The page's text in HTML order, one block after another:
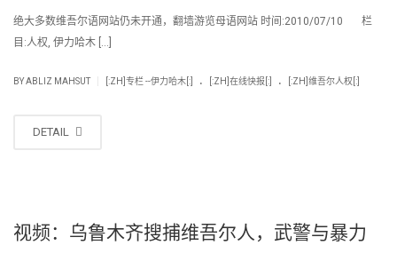
绝大多数维吾尔语网站仍未开通，翻墙游览母语网站 时间:2010/07/10 栏
目:人权, 伊力哈木 […]
BYABLIZ MAHSUT [:ZH]专栏 --伊力哈木[:] . [:ZH]在线快报[:] . [:ZH]维吾尔人权[:]
DETAIL
视频：乌鲁木齐搜捕维吾尔人，武警与暴力